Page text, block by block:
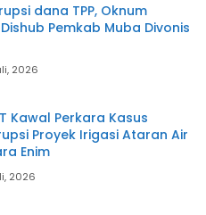
dana TPP, Oknum
Pemkab Muba Divonis
2026
Kawal Perkara Kasus
Proyek Irigasi Ataran Air
Enim
2026